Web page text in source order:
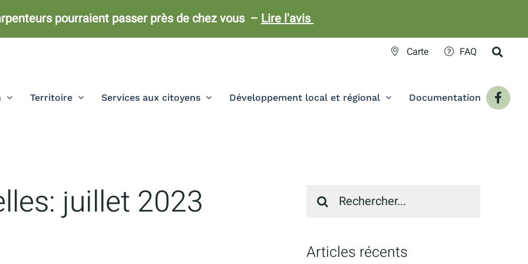
pourraient passer près de chez vous – Lire l'avis
Carte FAQ
Territoire Services aux citoyens Développement local et régional Documentation
juillet 2023
sur
Articles récents